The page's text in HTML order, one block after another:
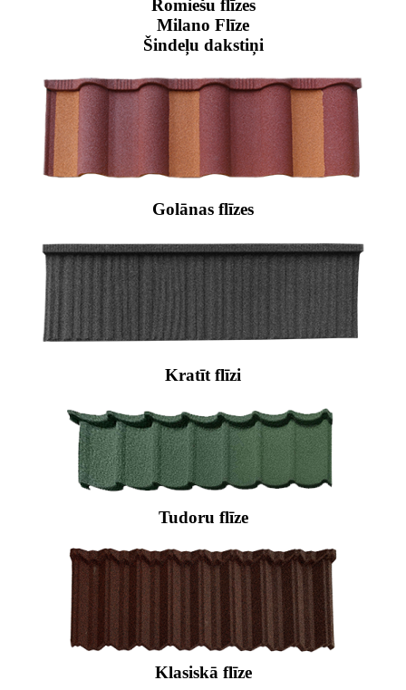
Romiešu flīzes
Milano Flīze
Šindeļu dakstiņi
Golānas flīzes
Kratīt flīzi
Tudoru flīze
Klasiskā flīze